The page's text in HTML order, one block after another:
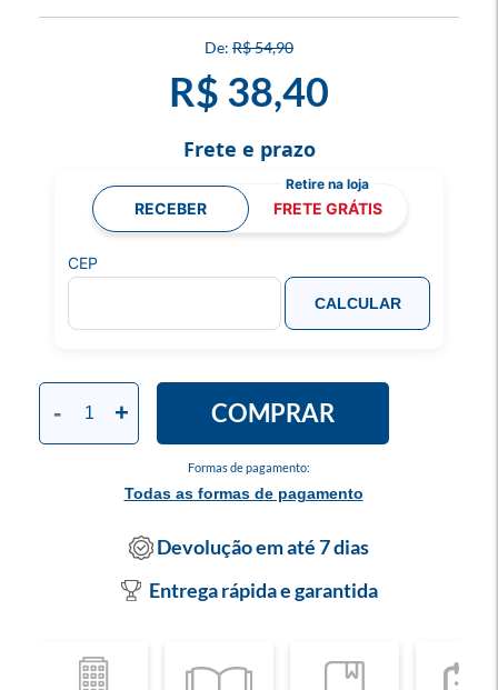
R$ 54,90
R$ 38,40
Formas de pagamento:
Todas as formas de pagamento
- + COMPRAR
Frete e prazo
RECEBER FRETE GRÁTIS
CEP
CALCULAR
Devolução em até 7 dias
Entrega rápida e garantida